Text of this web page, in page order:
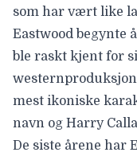
som har vært like
Eastwood begynte
ble raskt kjent for
mest ikoniske
navn og Harry
De siste årene har